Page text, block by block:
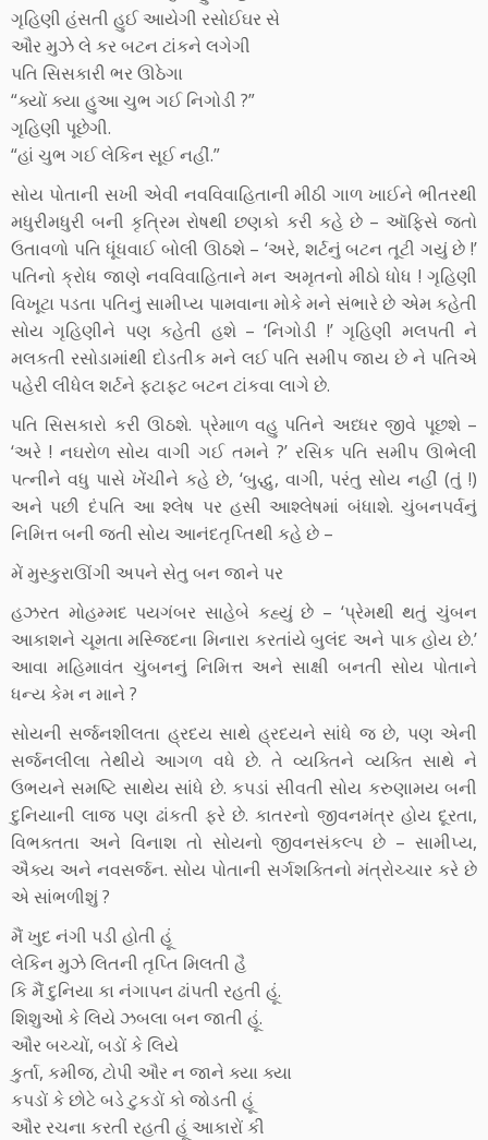
ગૃહિણી હંસતી હુઈ આયેગી રસોઈઘર સે
ઔર મુઝે લે કર બટન ટાંકને લગેગી
પતિ સિસકારી ભર ઊઠેગા
“ક્યોં ક્યા હુઆ ચુભ ગઈ નિગોડી ?”
ગૃહિણી પૂછેગી.
“હાં ચુભ ગઈ લેકિન સૂઈ નહીં.”
સોય પોતાની સખી એવી નવવિવાહિતાની મીઠી ગાળ ખાઈને ભીતરથી
મધુરીમધુરી બની કૃત્રિમ રોષથી છણકો કરી કહે છે – ઑફિસે જતો
ઉતાવળો પતિ ધૂંધવાઈ બોલી ઊઠશે – ‘અરે, શર્ટનું બટન તૂટી ગયું છે !’
પતિનો ક્રોધ જાણે નવવિવાહિતાને મન અમૃતનો મીઠો ધોધ ! ગૃહિણી
વિખૂટા પડતા પતિનું સામીપ્ય પામવાના મોકે મને સંભારે છે એમ કહેતી
સોય ગૃહિણીને પણ કહેતી હશે – ‘નિગોડી !’ ગૃહિણી મલપતી ને
મલકતી રસોડામાંથી દોડતીક મને લઈ પતિ સમીપ જાય છે ને પતિએ
પહેરી લીધેલ શર્ટને ફટાફટ બટન ટાંકવા લાગે છે.
પતિ સિસકારો કરી ઊઠશે. પ્રેમાળ વહુ પતિને અધ્ધર જીવે પૂછશે –
‘અરે ! નઘરોળ સોય વાગી ગઈ તમને ?’ રસિક પતિ સમીપ ઊભેલી
પત્નીને વધુ પાસે ખેંચીને કહે છે, ‘બુદ્ધુ, વાગી, પરંતુ સોય નહીં (તું !)
અને પછી દંપતિ આ શ્લેષ પર હસી આશ્લેષમાં બંધાશે. ચુંબનપર્વનું
નિમિત્ત બની જતી સોય આનંદતૃપ્તિથી કહે છે –
મેં મુસ્કુરાઊંગી અપને સેતુ બન જાને પર
હઝરત મોહમ્મદ પયગંબર સાહેબે કહ્યું છે – ‘પ્રેમથી થતું ચુંબન
આકાશને ચૂમતા મસ્જિદના મિનારા કરતાંયે બુલંદ અને પાક હોય છે.’
આવા મહિમાવંત ચુંબનનું નિમિત્ત અને સાક્ષી બનતી સોય પોતાને
ધન્ય કેમ ન માને ?
સોયની સર્જનશીલતા હ્રદય સાથે હ્રદયને સાંધે જ છે, પણ એની
સર્જનલીલા તેથીયે આગળ વધે છે. તે વ્યક્તિને વ્યક્તિ સાથે ને
ઉભયને સમષ્ટિ સાથેય સાંધે છે. કપડાં સીવતી સોય કરુણામય બની
દુનિયાની લાજ પણ ઢાંકતી ફરે છે. કાતરનો જીવનમંત્ર હોય દૂરતા,
વિભક્તતા અને વિનાશ તો સોયનો જીવનસંકલ્પ છે – સામીપ્ય,
ઐક્ય અને નવસર્જન. સોય પોતાની સર્ગશક્તિનો મંત્રોચ્ચાર કરે છે
એ સાંભળીશું ?
મૈં ખુદ નંગી પડી હોતી હૂં
લેકિન મુઝે લિતની તૃપ્તિ મિલતી હૈ
કિ મૈં દુનિયા કા નંગાપન ઢાંપતી રહતી હૂં.
શિશુઓં કે લિયે ઝબલા બન જાતી હૂં.
ઔર બચ્ચોં, બડોં કે લિયે
કુર્તા, કમીજ, ટોપી ઔર ન જાને ક્યા ક્યા
કપડોં કે છોટે બડે ટુકડોં કો જોડતી હૂં
ઔર રચના કરતી રહતી હૂં આકારોં કી